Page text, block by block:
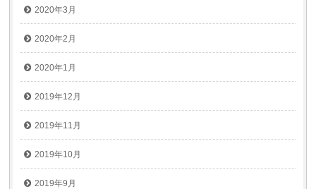
2020年3月
2020年2月
2020年1月
2019年12月
2019年11月
2019年10月
2019年9月